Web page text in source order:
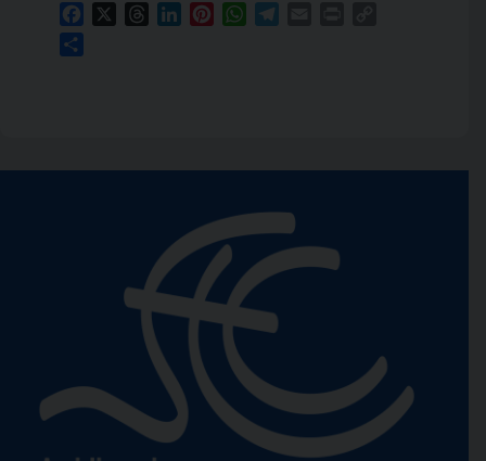
FacebookThreadsLinkedInPinterestWhatsApp